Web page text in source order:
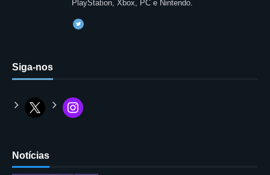
PlayStation, Xbox, PC e Nintendo.
Siga-nos
Notícias